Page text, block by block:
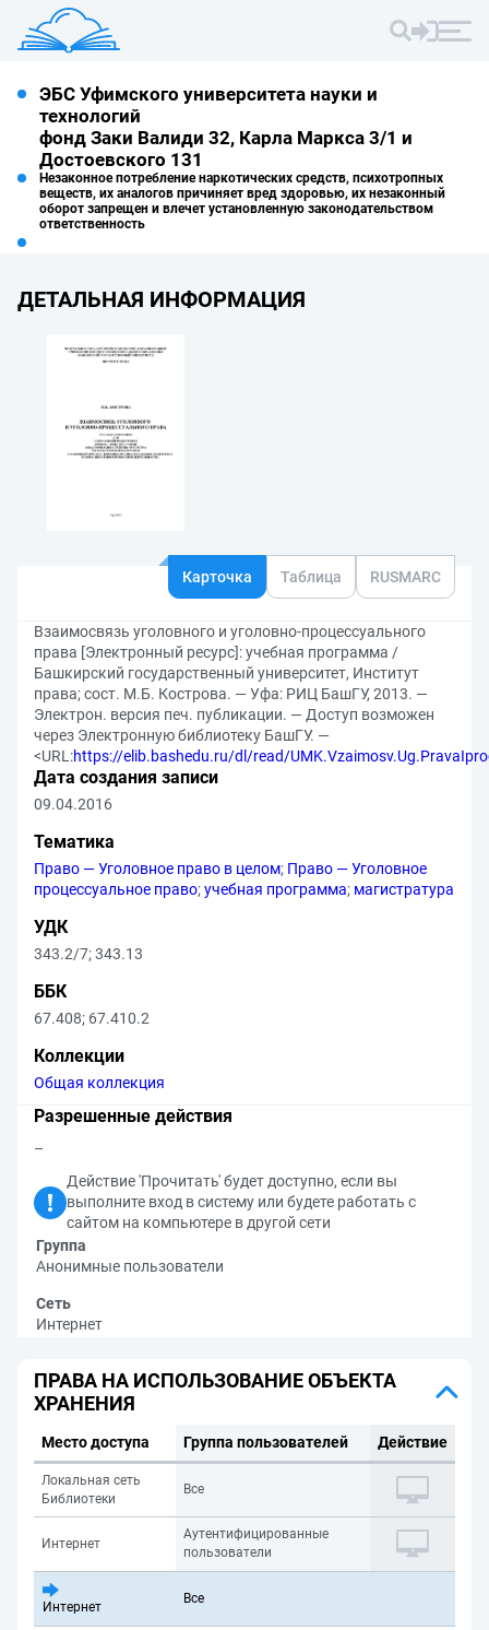
ЭБС Уфимского университета науки и
технологий
фонд Заки Валиди 32, Карла Маркса 3/1 и
Достоевского 131
Незаконное потребление наркотических средств, психотропных
веществ, их аналогов причиняет вред здоровью, их незаконный
оборот запрещен и влечет установленную законодательством
ответственность
ДЕТАЛЬНАЯ ИНФОРМАЦИЯ
Карточка Таблица RUSMARC
Взаимосвязь уголовного и уголовно-процессуального
права [Электронный ресурс]: учебная программа /
Башкирский государственный университет, Институт
права; сост. М.Б. Кострова. — Уфа: РИЦ БашГУ, 2013. —
Электрон. версия печ. публикации. — Доступ возможен
через Электронную библиотеку БашГУ. —
<URL:https://elib.bashedu.ru/dl/read/
Дата создания записи
09.04.2016
Тематика
Право — Уголовное право в целом; Право — Уголовное
процессуальное право;учебная программа; магистратура
УДК
343.2/7;343.13
ББК
67.408; 67.410.2
Коллекции
Общая коллекция
Разрешенные действия
–
Действие 'Прочитать' будет доступно, если вы
выполните вход в систему или будете работать с
сайтом на компьютере в другой сети
Группа
Анонимные пользователи
Сеть
Интернет
ПРАВА НА ИСПОЛЬЗОВАНИЕ ОБЪЕКТА
ХРАНЕНИЯ
Место доступа Группа пользователей Действие
Локальная сеть
Библиотеки
Все
Интернет
Аутентифицированные
пользователи
Интернет
Все